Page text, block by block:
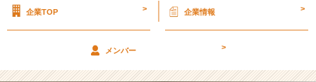
お
く
企業TOP > 企業情報 >
メンバー >